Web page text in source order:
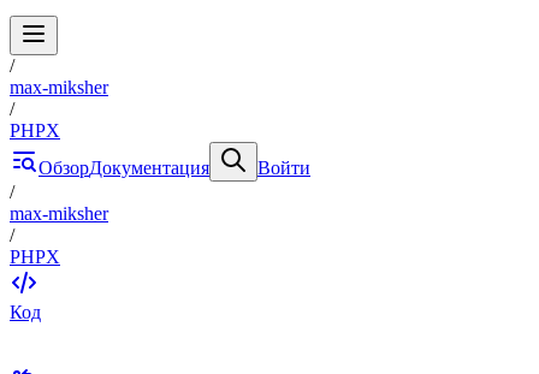
/
max-miksher
/
PHPX
ОбзорДокументация
Войти
/
max-miksher
/
PHPX
Код